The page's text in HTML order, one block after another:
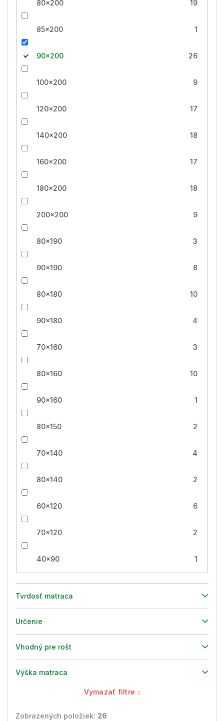
80x200 19
85x200 1
90x200 26
100x200 9
120x200 17
140x200 18
160x200 17
180x200 18
200x200 9
80x190 3
90x190 8
80x180 10
90x180 4
70x160 3
80x160 10
90x160 1
80x150 2
70x140 4
80x140 2
60x120 6
70x120 2
40x90 1
Tvrdosť matraca
Určenie
Vhodný pre rošt
Výška matraca
Vymazať filtre
Zobrazených položiek: 26